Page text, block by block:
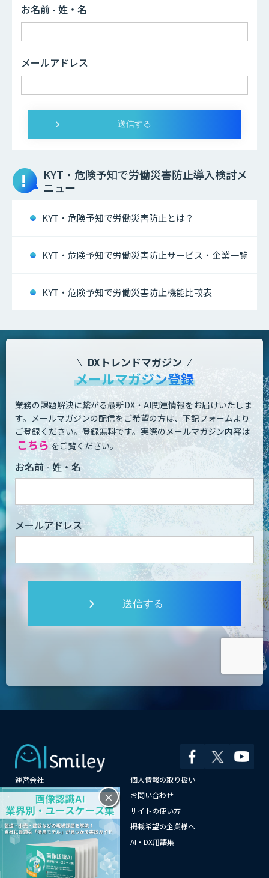
お名前 - 姓・名
メールアドレス
KYT・危険予知で労働災害防止導入検討メ
ニュー
KYT・危険予知で労働災害防止とは？
KYT・危険予知で労働災害防止サービス・企業一覧
KYT・危険予知で労働災害防止機能比較表
DXトレンドマガジン
メールマガジン登録
業務の課題解決に繋がる最新DX・AI関連情報をお届けいたしま
す。 メールマガジンの配信をご希望の方は、下記フォームより
ご登録ください。登録無料です。 実際のメールマガジン内容は
こちら をご覧ください。
お名前 - 姓・名
メールアドレス
送信する
運営会社
個人情報の取り扱い
よくある質問
お問い合わせ
メールマガジン登録
サイトの使い方
情報提供はこちらから
掲載希望の企業様へ
AI企業一覧
AI・DX用語集
サイトマップ
×